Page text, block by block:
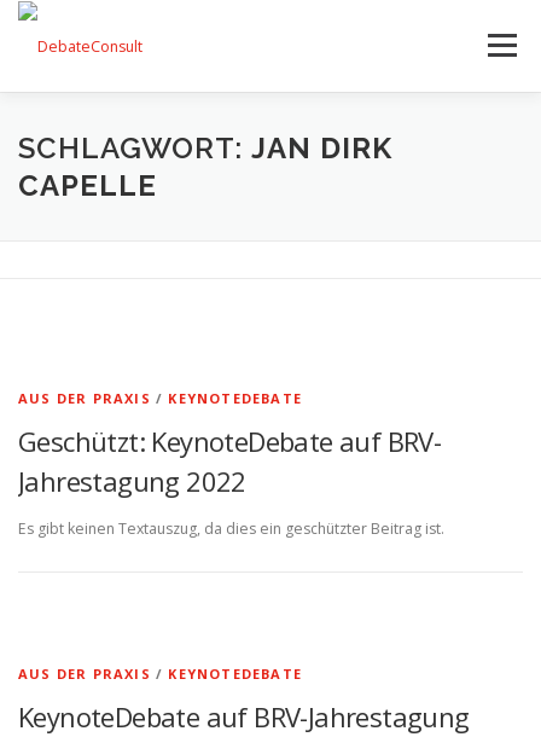
Zum
springen
Menü
UNSER ANGEBOT STREITKULTUR-BLOG
SCHLAGWORT: JAN DIRK
CAPELLE
AUS DER PRAXIS / KEYNOTEDEBATE
Geschützt: KeynoteDebate auf BRV-
Jahrestagung 2022
Es gibt keinen Textauszug, da dies ein geschützter Beitrag ist.
AUS DER PRAXIS / KEYNOTEDEBATE
KeynoteDebate auf BRV-Jahrestagung